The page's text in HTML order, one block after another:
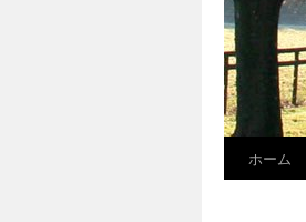
ホーム